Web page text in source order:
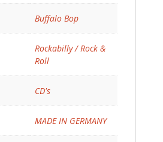
Buffalo Bop
Rockabilly / Rock &
Roll
CD's
MADE IN GERMANY